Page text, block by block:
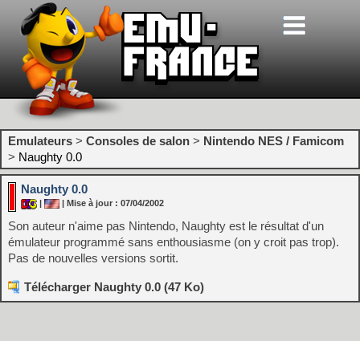
Emulateurs > Consoles de salon > Nintendo NES / Famicom
> Naughty 0.0
Naughty 0.0
| | Mise à jour : 07/04/2002
Son auteur n'aime pas Nintendo, Naughty est le résultat d'un
émulateur programmé sans enthousiasme (on y croit pas trop).
Pas de nouvelles versions sortit.
Télécharger Naughty 0.0 (47 Ko)